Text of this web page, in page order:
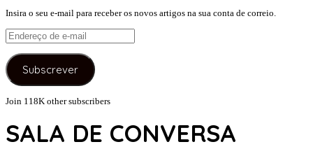
Insira o seu e-mail para receber os novos artigos na sua conta de correio.
Endereço
de
e-
mail
Subscrever
Join 118K other subscribers
SALA DE CONVERSA